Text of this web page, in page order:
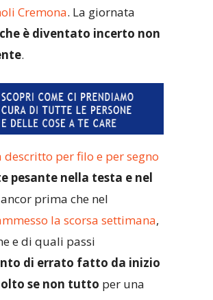
Cremona. La giornata
è diventato incerto non
.
per filo e per segno
pesante nella testa e nel
prima che nel
la scorsa settimana,
e di quali passi
di errato fatto da inizio
se non tutto per una